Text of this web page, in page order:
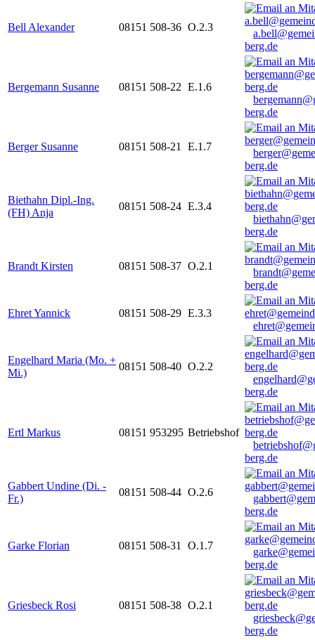
Bell Alexander 08151 508-36 O.2.3
berg.de
Bergemann Susanne 08151 508-22 E.1.6
berg.de
Berger Susanne 08151 508-21 E.1.7
berg.de
Biethahn Dipl.-Ing.
(FH) Anja
08151 508-24 E.3.4
berg.de
Brandt Kirsten 08151 508-37 O.2.1
berg.de
Ehret Yannick 08151 508-29 E.3.3
Engelhard Maria (Mo. +
Mi.)
08151 508-40 O.2.2
berg.de
Ertl Markus 08151 953295 Betriebshof
berg.de
Gabbert Undine (Di. -
Fr.)
08151 508-44 O.2.6
berg.de
Garke Florian 08151 508-31 O.1.7
berg.de
Griesbeck Rosi 08151 508-38 O.2.1
berg.de